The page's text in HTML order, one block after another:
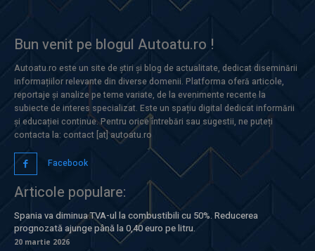
Bun venit pe blogul Autoatu.ro !
Autoatu.ro este un site de știri și blog de actualitate, dedicat diseminării
informațiilor relevante din diverse domenii. Platforma oferă articole,
reportaje și analize pe teme variate, de la evenimente recente la
subiecte de interes specializat. Este un spațiu digital dedicat informării
și educației continue. Pentru orice întrebări sau sugestii, ne puteți
contacta la: contact [at] autoatu.ro
Facebook
Articole populare:
Spania va diminua TVA-ul la combustibili cu 50%. Reducerea
prognozată ajunge până la 0,40 euro pe litru.
20 martie 2026